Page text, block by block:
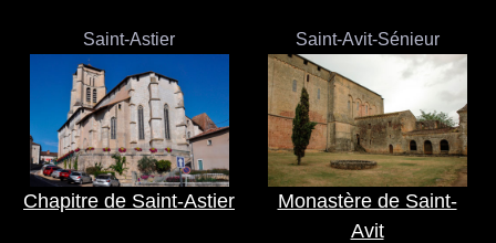
Saint-Astier
Chapitre de Saint-Astier
Saint-Avit-Sénieur
Monastère de Saint-
Avit